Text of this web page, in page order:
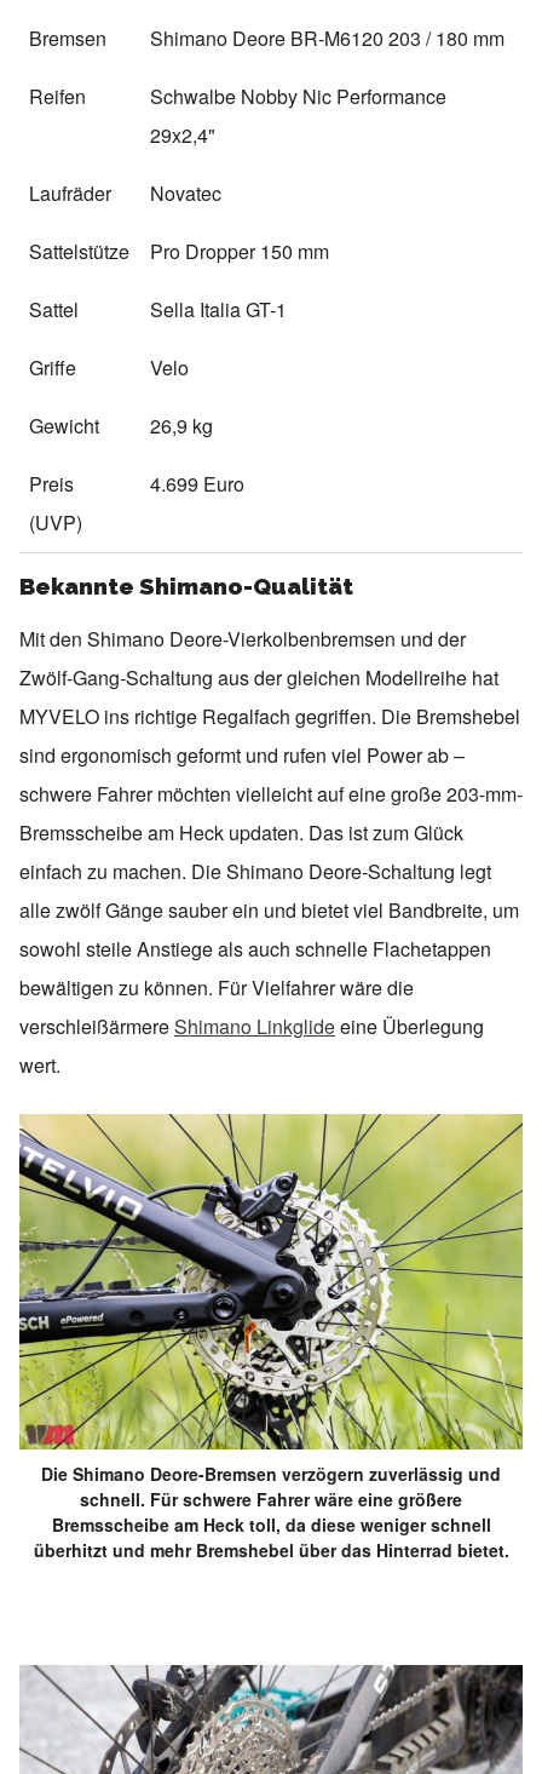
Bremsen Shimano Deore BR-M6120 203 / 180 mm
Reifen
Schwalbe Nobby Nic Performance
29x2,4"
Laufräder Novatec
Sattelstütze Pro Dropper 150 mm
Sattel Sella Italia GT-1
Griffe Velo
Gewicht 26,9 kg
Preis
(UVP)
4.699 Euro
Bekannte Shimano-Qualität
Mit den Shimano Deore-Vierkolbenbremsen und der
Zwölf-Gang-Schaltung aus der gleichen Modellreihe hat
MYVELO ins richtige Regalfach gegriffen. Die Bremshebel
sind ergonomisch geformt und rufen viel Power ab –
schwere Fahrer möchten vielleicht auf eine große 203-mm-
Bremsscheibe am Heck updaten. Das ist zum Glück
einfach zu machen. Die Shimano Deore-Schaltung legt
alle zwölf Gänge sauber ein und bietet viel Bandbreite, um
sowohl steile Anstiege als auch schnelle Flachetappen
bewältigen zu können. Für Vielfahrer wäre die
verschleißärmereShimano Linkglideeine Überlegung
wert.
Die Shimano Deore-Bremsen verzögern zuverlässig und
schnell. Für schwere Fahrer wäre eine größere
Bremsscheibe am Heck toll, da diese weniger schnell
überhitzt und mehr Bremshebel über das Hinterrad bietet.